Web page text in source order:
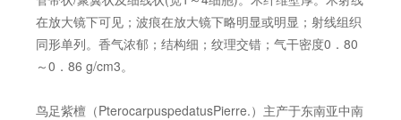
在放大镜下可见；波痕在放大镜下略明显或明显；射线组织
同形单列。香气浓郁；结构细；纹理交错；气干密度0．80
～0．86 g/cm3。
鸟足紫檀（PterocarpuspedatusPierre.）主产于东南亚中南